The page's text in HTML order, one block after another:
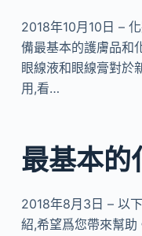
2018年10月10日 –
備最基本的護膚品和
眼線液和眼線膏對於
用,看…
最基本的
2018年8月3日 – 以
紹,希望爲您帶來幫